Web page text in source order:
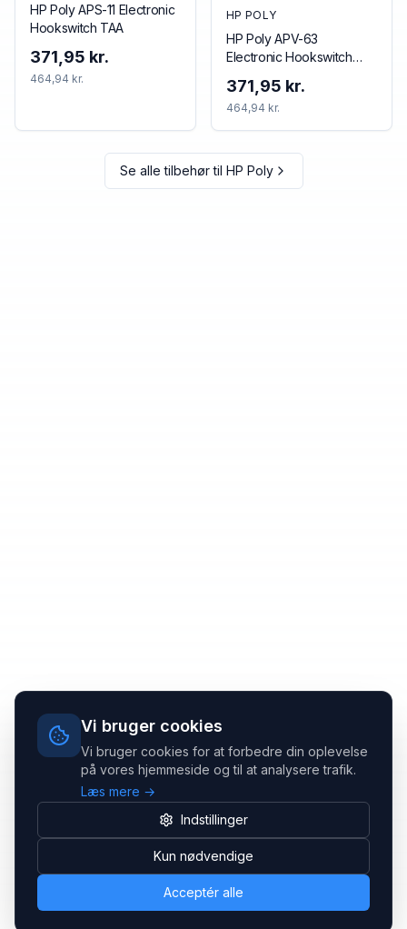
Vi bruger cookies
Vi bruger cookies for at forbedre din oplevelse
på vores hjemmeside og til at analysere trafik.
Læs mere →
Indstillinger
Kun nødvendige
Acceptér alle
HP Poly APS-11 Electronic
Hookswitch TAA
371,95 kr.
464,94 kr.
HP POLY
HP Poly APV-63
Electronic Hookswitch
371,95 kr.
464,94 kr.
Se alle tilbehør til HP Poly